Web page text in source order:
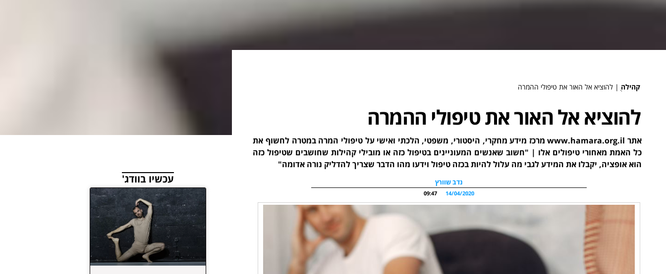
קהילה ֻ| להוציא אל האור את טיפולי ההמרה
להוציא אל האור את טיפולי ההמרה
אתר www.hamara.org.il מרכז מידע מחקרי, היסטורי, משפטי, הלכתי ואישי על טיפולי המרה במטרה לחשוף את
כל האמת מאחורי טיפולים אלו | "חשוב שאנשים המעוניינים בטיפול כזה או מובילי קהילות שחושבים שטיפול כזה
הוא אופציה, יקבלו את המידע לגבי מה עלול להיות בכזה טיפול וידעו מהו הדבר שצריך להדליק נורה אדומה"
נדב שוורץ
14/04/2020
09:47
עכשיו בוודג'